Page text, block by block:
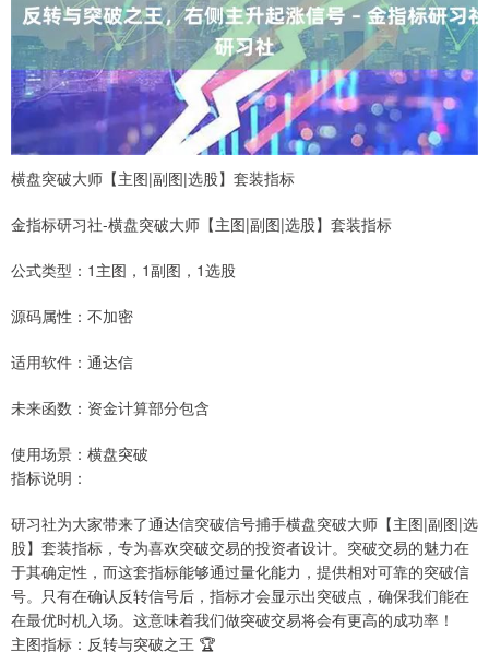
横盘突破大师【主图|副图|选股】套装指标
金指标研习社-横盘突破大师【主图|副图|选股】套装指标
公式类型：1主图，1副图，1选股
源码属性：不加密
适用软件：通达信
未来函数：资金计算部分包含
使用场景：横盘突破
指标说明：
研习社为大家带来了通达信突破信号捕手横盘突破大师【主图|副图|选
股】套装指标，专为喜欢突破交易的投资者设计。突破交易的魅力在
于其确定性，而这套指标能够通过量化能力，提供相对可靠的突破信
号。只有在确认反转信号后，指标才会显示出突破点，确保我们能在
在最优时机入场。这意味着我们做突破交易将会有更高的成功率！
主图指标：反转与突破之王 🏆